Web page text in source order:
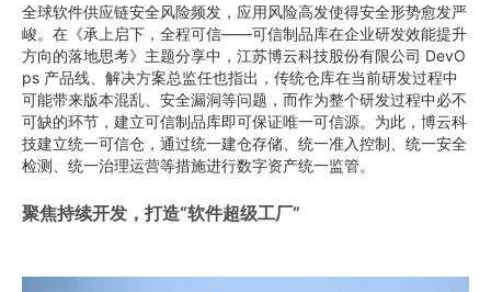
全球软件供应链安全风险频发，应用风险高发使得安全形势愈发严
峻。在《承上启下，全程可信——可信制品库在企业研发效能提升
方向的落地思考》主题分享中，江苏博云科技股份有限公司 DevO
ps 产品线、解决方案总监任也指出，传统仓库在当前研发过程中
可能带来版本混乱、安全漏洞等问题，而作为整个研发过程中必不
可缺的环节，建立可信制品库即可保证唯一可信源。为此，博云科
技建立统一可信仓，通过统一建仓存储、统一准入控制、统一安全
检测、统一治理运营等措施进行数字资产统一监管。
聚焦持续开发，打造“软件超级工厂”